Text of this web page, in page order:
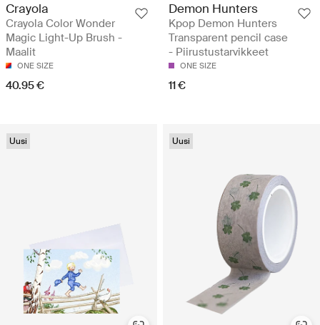
Crayola
Crayola Color Wonder
Magic Light-Up Brush -
Maalit
ONE SIZE
40.95 €
Demon Hunters
Kpop Demon Hunters
Transparent pencil case
- Piirustustarvikkeet
ONE SIZE
11 €
Uusi Uusi